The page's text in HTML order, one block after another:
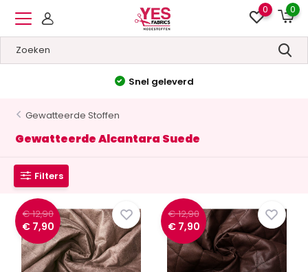
0 0
Hoge kwaliteit
Gewatteerde Stoffen
Gewatteerde Alcantara Suede
Filters
€ 12,90
€ 7,90
€ 12,90
€ 7,90